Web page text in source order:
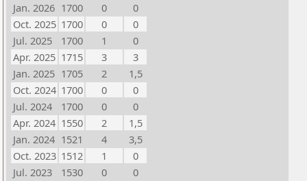
Jan. 2026 1700 0
0
Oct. 2025 1700 0
0
Jul. 2025
1700 1
0
Apr. 2025 1715 3
3
Jan. 2025 1705 2
1,5
Oct. 2024 1700 0
0
Jul. 2024
1700 0
0
Apr. 2024 1550 2
1,5
Jan. 2024 1521 4
3,5
Oct. 2023 1512 1
0
Jul. 2023
1530 0
0